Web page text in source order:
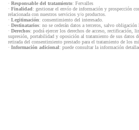
· Responsable del tratamiento: Fervalles
· Finalidad: gestionar el envío de información y prospección
relacionada con nuestros servicios y/o productos.
· Legitimación: consentimiento del interesado.
· Destinatarios: no se cederán datos a terceros, salvo obligación
· Derechos: podrá ejercer los derechos de acceso, rectificación,
supresión, portabilidad y oposición al tratamiento de sus datos
retirada del consentimiento prestado para el tratamiento de los
· Información adicional: puede consultar la información